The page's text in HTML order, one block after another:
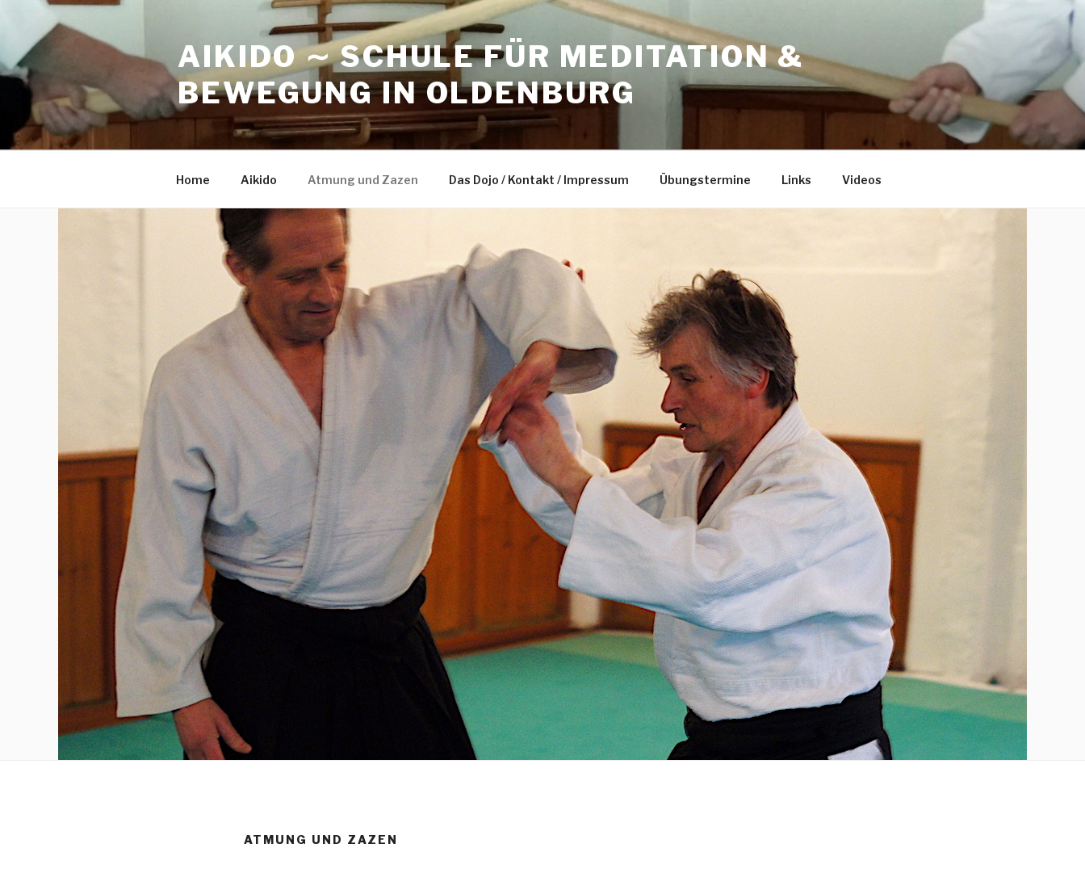
springen
AIKIDO ∼ SCHULE FÜR MEDITATION &
BEWEGUNG IN OLDENBURG
Home Aikido Atmung und Zazen Das Dojo / Kontakt / Impressum Übungstermine Links Videos
ATMUNG UND ZAZEN